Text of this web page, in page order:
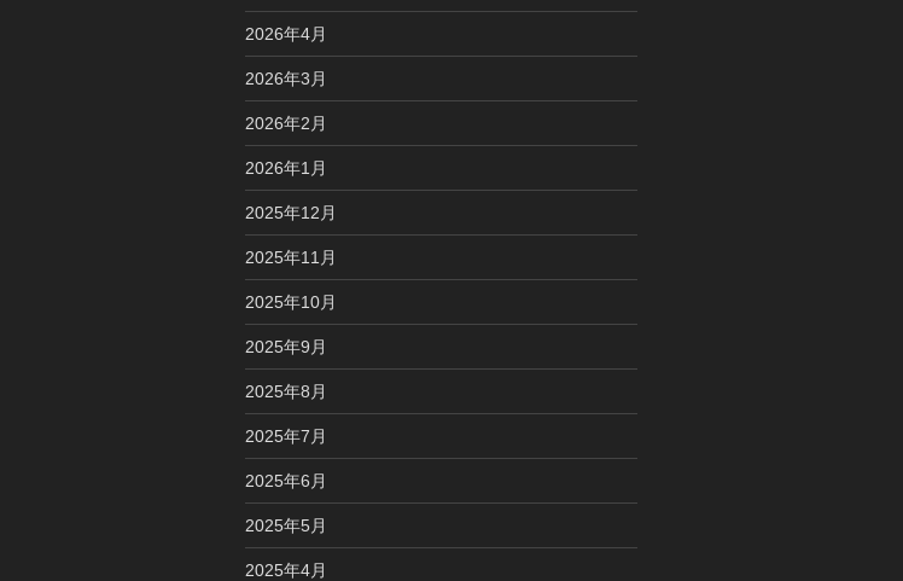
2026年4月
2026年3月
2026年2月
2026年1月
2025年12月
2025年11月
2025年10月
2025年9月
2025年8月
2025年7月
2025年6月
2025年5月
2025年4月